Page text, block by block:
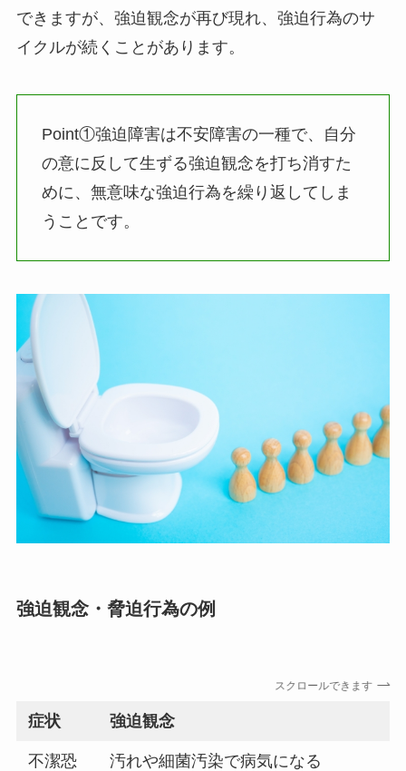
できますが、強迫観念が再び現れ、強迫行為のサ
イクルが続くことがあります。
Point①強迫障害は不安障害の一種で、自分
の意に反して生ずる強迫観念を打ち消すた
めに、無意味な強迫行為を繰り返してしま
うことです。
強迫観念・脅迫行為の例
スクロールできます
症状 強迫観念
不潔恐
汚れや細菌汚染で病気になる